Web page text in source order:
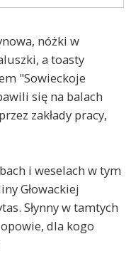
nóżki w
a toasty
"Sowieckoje
się na balach
zakłady pracy,
i weselach w tym
Głowackiej
Słynny w tamtych
dla kogo